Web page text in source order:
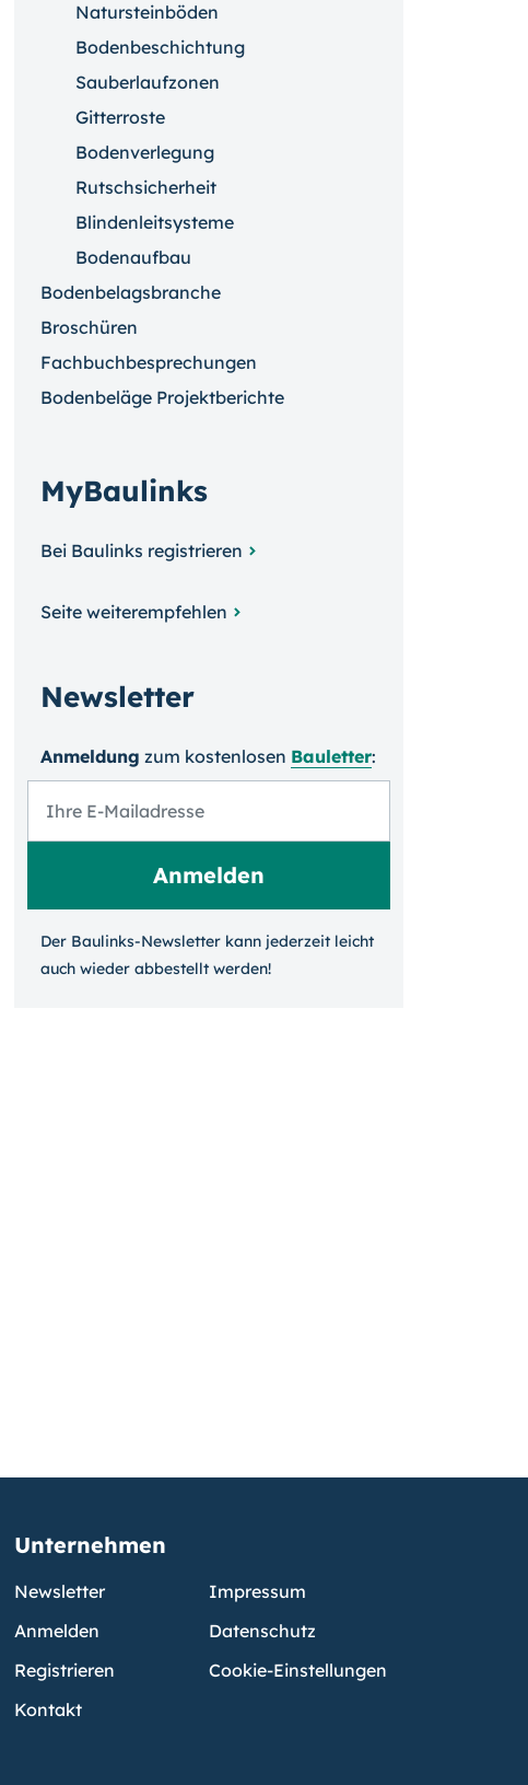
Natursteinböden
Bodenbeschichtung
Sauberlaufzonen
Gitterroste
Bodenverlegung
Rutschsicherheit
Blindenleitsysteme
Bodenaufbau
Bodenbelagsbranche
Broschüren
Fachbuchbesprechungen
Bodenbeläge Projektberichte
MyBaulinks
Bei Baulinks registrieren
Seite weiterempfehlen
Newsletter
Anmeldung zum kosten­losen Bauletter:
Der Baulinks-Newsletter kann jeder­zeit leicht
auch wieder ab­bestellt werden!
Unternehmen
Newsletter
Anmelden
Registrieren
Kontakt
Impressum
Datenschutz
Cookie-Einstellungen